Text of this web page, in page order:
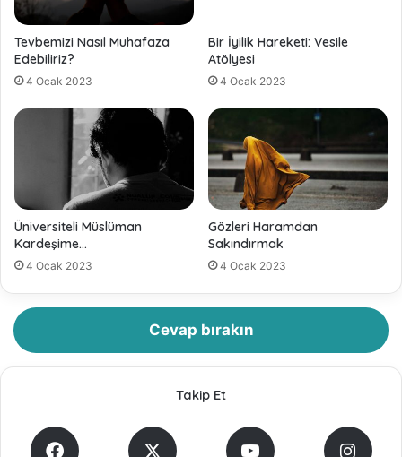
Tevbemizi Nasıl Muhafaza
Edebiliriz?
4 Ocak 2023
Bir İyilik Hareketi: Vesile
Atölyesi
4 Ocak 2023
Üniversiteli Müslüman
Kardeşime…
4 Ocak 2023
Gözleri Haramdan
Sakındırmak
4 Ocak 2023
Cevap bırakın
Takip Et